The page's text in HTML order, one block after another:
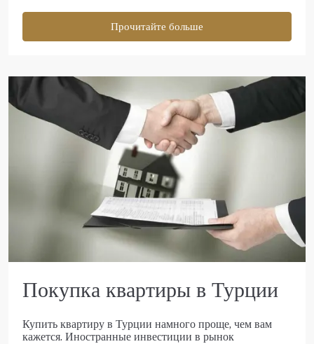
Прочитайте больше
Покупка квартиры в Турции
Купить квартиру в Турции намного проще, чем вам
кажется. Иностранные инвестиции в рынок